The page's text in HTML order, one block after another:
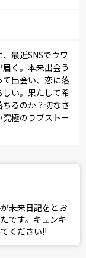
最近SNSでウワ
く。本来出会う
出会い、恋に落
い。果たして希
るのか？切なさ
極のラブストー
未来日記をとお
です。キュンキ
ください!!